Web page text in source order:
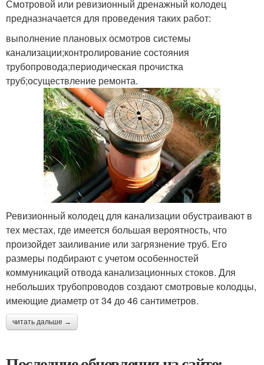
Смотровой или ревизионный дренажный колодец
предназначается для проведения таких работ:
выполнение плановых осмотров системы
канализации;контролирование состояния
трубопровода;периодическая прочистка
труб;осуществление ремонта.
Ревизионный колодец для канализации обустраивают в
тех местах, где имеется большая вероятность, что
произойдет заиливание или загрязнение труб. Его
размеры подбирают с учетом особенностей
коммуникаций отвода канализационных стоков. Для
небольших трубопроводов создают смотровые колодцы,
имеющие диаметр от 34 до 46 сантиметров.
читать дальше →